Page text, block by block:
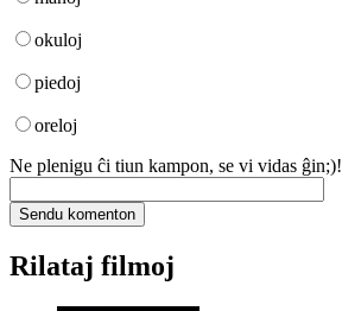
okuloj
piedoj
oreloj
Ne plenigu ĉi tiun kampon, se vi vidas ĝin;)!
Rilataj filmoj